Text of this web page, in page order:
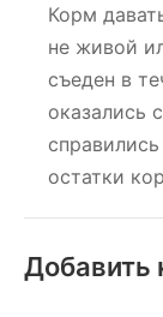
Корм
не живой
съеден в
оказались
остатки
Добавить